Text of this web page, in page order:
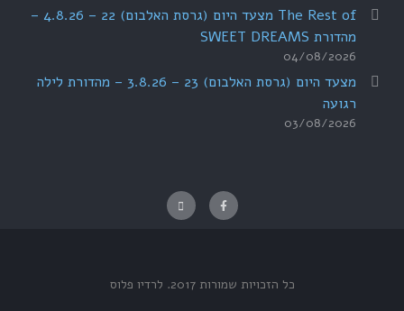
The Rest of מצעד היום (גרסת האלבום) 22 – 4.8.26 –
מהדורת SWEET DREAMS
04/08/2026
מצעד היום (גרסת האלבום) 23 – 3.8.26 – מהדורת לילה
רגועה
03/08/2026
כל הזכויות שמורות 2017. לרדיו פלוס